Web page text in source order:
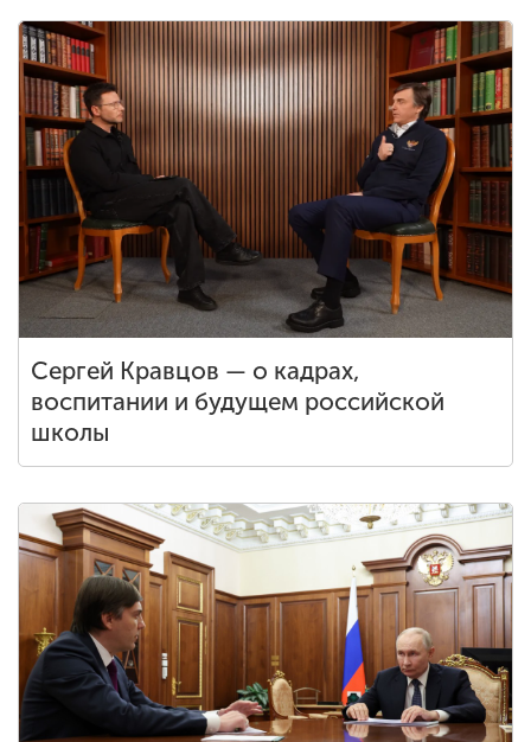
Сергей Кравцов — о кадрах,
воспитании и будущем российской
школы